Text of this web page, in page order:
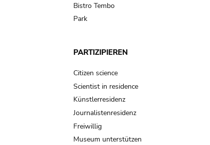
Bistro Tembo
Park
PARTIZIPIEREN
Citizen science
Scientist in residence
Künstlerresidenz
Journalistenresidenz
Freiwillig
Museum unterstützen